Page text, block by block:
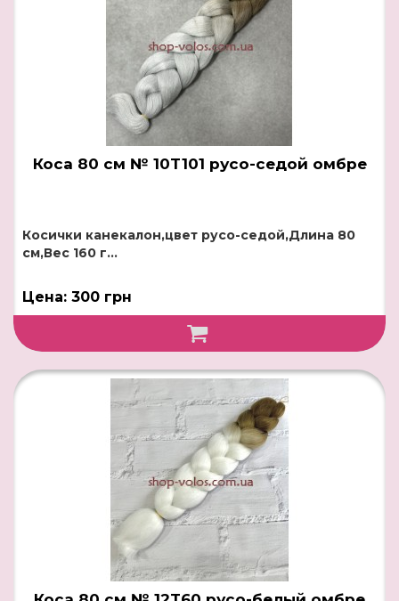
Коса 80 см № 10T101 русо-седой омбре
Косички канекалон,цвет русо-седой,Длина 80
см,Вес 160 г...
Цена: 300 грн